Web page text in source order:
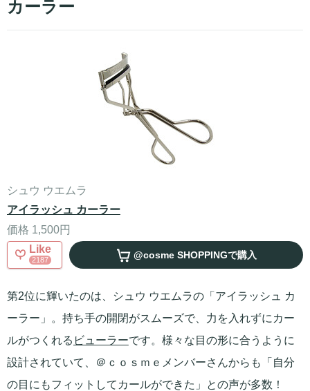
カーラー
シュウ ウエムラ
アイラッシュ カーラー
価格 1,500円
Like
2187 @cosme SHOPPINGで購入
第2位に輝いたのは、シュウ ウエムラの「アイラッシュ カ
ーラー」。持ち手の開閉がスムーズで、力を入れずにカー
ルがつくれる ビューラーです。様々な目の形に合うように
設計されていて、＠ｃｏｓｍｅメンバーさんからも「自分
の目にもフィットしてカールができた」との声が多数！